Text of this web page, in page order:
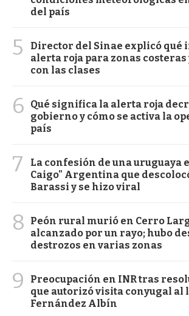
del país
5
Director del Sinae explicó qué
alerta roja para zonas costeras
con las clases
6
Qué significa la alerta roja
gobierno y cómo se activa la
país
7
La confesión de una uruguaya
Caigo" Argentina que
Barassi y se hizo viral
8
Peón rural murió en Cerro
alcanzado por un rayo; hubo
destrozos en varias zonas
9
Preocupación en INR tras
que autorizó visita conyugal
Fernández Albín